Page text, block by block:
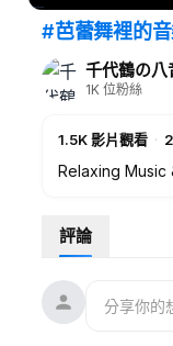
#芭蕾舞裡的
千代鶴の八
1K 位粉絲
1.5K影片觀看 ·
評論